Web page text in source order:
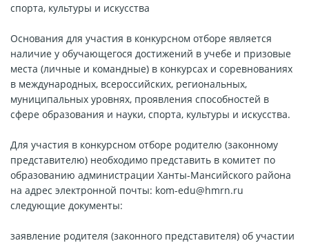
спорта, культуры и искусства
Основания для участия в конкурсном отборе является
наличие у обучающегося достижений в учебе и призовые
места (личные и командные) в конкурсах и соревнованиях
в международных, всероссийских, региональных,
муниципальных уровнях, проявления способностей в
сфере образования и науки, спорта, культуры и искусства.
Для участия в конкурсном отборе родителю (законному
представителю) необходимо представить в комитет по
образованию администрации Ханты-Мансийского района
на адрес электронной почты: kom-edu@hmrn.ru
следующие документы:
заявление родителя (законного представителя) об участии